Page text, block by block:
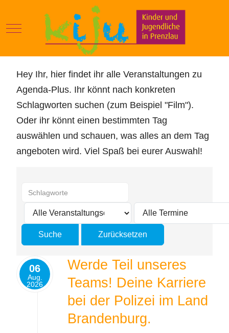
Mobile Menu Toggle
Hey Ihr, hier findet ihr alle Veranstaltungen zu
Agenda-Plus. Ihr könnt nach konkreten
Schlagworten suchen (zum Beispiel "Film").
Oder ihr könnt einen bestimmten Tag
auswählen und schauen, was alles an dem Tag
angeboten wird. Viel Spaß bei eurer Auswahl!
06
Aug.
2026
Werde Teil unseres
Teams! Deine Karriere
bei der Polizei im Land
Brandenburg.